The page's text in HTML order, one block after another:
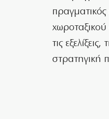
τις
στρατηγική